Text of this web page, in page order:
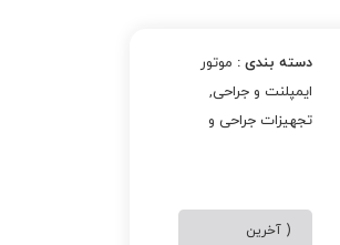
دسته بندی : موتور
ایمپلنت و جراحی,
تجهیزات جراحی و
( آخرین